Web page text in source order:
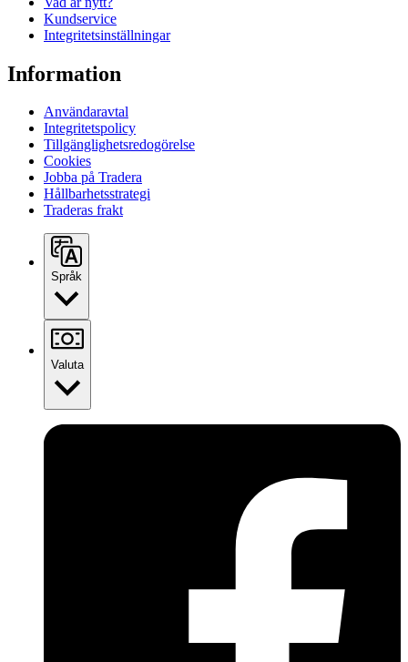
Kundservice
Integritetsinställningar
Information
Användaravtal
Integritetspolicy
Tillgänglighetsredogörelse
Cookies
Jobba på Tradera
Hållbarhetsstrategi
Traderas frakt
Språk
Valuta